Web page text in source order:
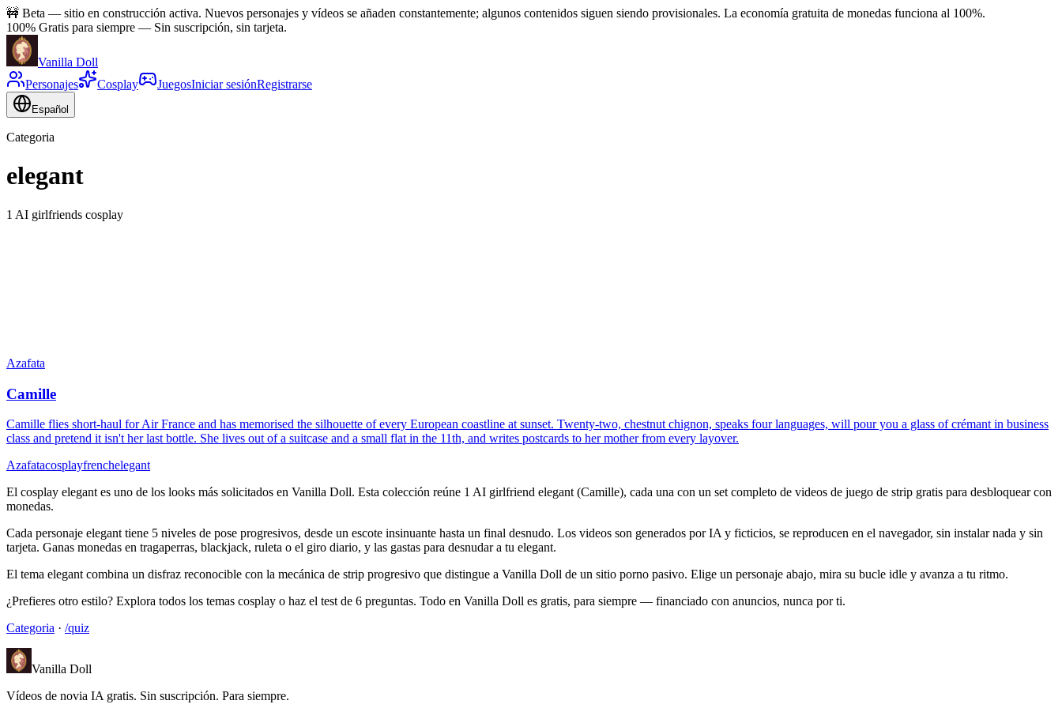
🚧 Beta — sitio en construcción activa. Nuevos personajes y vídeos se añaden constantemente; algunos contenidos siguen siendo provisionales. La economía gratuita de monedas funciona al 100%.
100% Gratis para siempre — Sin suscripción, sin tarjeta.
Vanilla Doll
Personajes
Cosplay JuegosIniciar sesiónRegistrarse
Español
Categoria
elegant
1 AI girlfriends cosplay
Azafata
Camille
Camille flies short-haul for Air France and has memorised the silhouette of every European coastline at sunset. Twenty-two, chestnut chignon, speaks four languages, will pour you a glass of crémant in business
class and pretend it isn't her last bottle. She lives out of a suitcase and a small flat in the 11th, and writes postcards to her mother from every layover.
Azafatacosplayfrenchelegant
El cosplay elegant es uno de los looks más solicitados en Vanilla Doll. Esta colección reúne 1 AI girlfriend elegant (Camille), cada una con un set completo de videos de juego de strip gratis para desbloquear con
monedas.
Cada personaje elegant tiene 5 niveles de pose progresivos, desde un escote insinuante hasta un final desnudo. Los videos son generados por IA y ficticios, se reproducen en el navegador, sin instalar nada y sin
tarjeta. Ganas monedas en tragaperras, blackjack, ruleta o el giro diario, y las gastas para desnudar a tu elegant.
El tema elegant combina un disfraz reconocible con la mecánica de strip progresivo que distingue a Vanilla Doll de un sitio porno pasivo. Elige un personaje abajo, mira su bucle idle y avanza a tu ritmo.
¿Prefieres otro estilo? Explora todos los temas cosplay o haz el test de 6 preguntas. Todo en Vanilla Doll es gratis, para siempre — financiado con anuncios, nunca por ti.
Categoria · /quiz
Vanilla Doll
Vídeos de novia IA gratis. Sin suscripción. Para siempre.